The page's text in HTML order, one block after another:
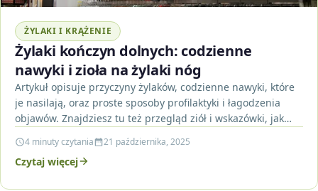
ŻYLAKI I KRĄŻENIE
Żylaki kończyn dolnych: codzienne
nawyki i zioła na żylaki nóg
Artykuł opisuje przyczyny żylaków, codzienne nawyki, które
je nasilają, oraz proste sposoby profilaktyki i łagodzenia
objawów. Znajdziesz tu też przegląd ziół i wskazówki, jak…
4 minuty czytania 21 października, 2025
Czytaj więcej